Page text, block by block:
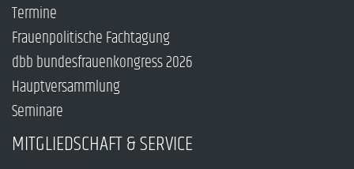
Termine
Frauenpolitische Fachtagung
dbb bundesfrauenkongress 2026
Hauptversammlung
Seminare
MITGLIEDSCHAFT & SERVICE